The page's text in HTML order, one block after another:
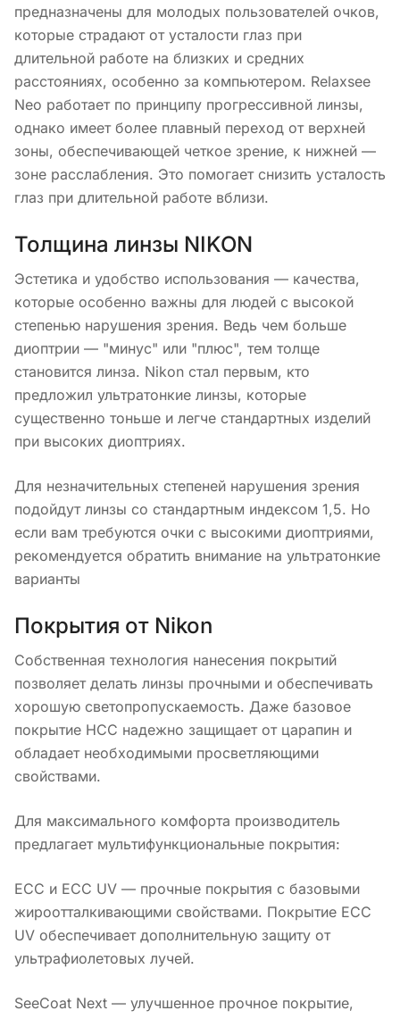
предназначены для молодых пользователей очков,
которые страдают от усталости глаз при
длительной работе на близких и средних
расстояниях, особенно за компьютером. Relaxsee
Neo работает по принципу прогрессивной линзы,
однако имеет более плавный переход от верхней
зоны, обеспечивающей четкое зрение, к нижней —
зоне расслабления. Это помогает снизить усталость
глаз при длительной работе вблизи.
Толщина линзы NIKON
Эстетика и удобство использования — качества,
которые особенно важны для людей с высокой
степенью нарушения зрения. Ведь чем больше
диоптрии — "минус" или "плюс", тем толще
становится линза. Nikon стал первым, кто
предложил ультратонкие линзы, которые
существенно тоньше и легче стандартных изделий
при высоких диоптриях.
Для незначительных степеней нарушения зрения
подойдут линзы со стандартным индексом 1,5. Но
если вам требуются очки с высокими диоптриями,
рекомендуется обратить внимание на ультратонкие
варианты
Покрытия от Nikon
Собственная технология нанесения покрытий
позволяет делать линзы прочными и обеспечивать
хорошую светопропускаемость. Даже базовое
покрытие HCC надежно защищает от царапин и
обладает необходимыми просветляющими
свойствами.
Для максимального комфорта производитель
предлагает мультифункциональные покрытия:
ECC и ECC UV — прочные покрытия с базовыми
жироотталкивающими свойствами. Покрытие ECC
UV обеспечивает дополнительную защиту от
ультрафиолетовых лучей.
SeeCoat Next — улучшенное прочное покрытие,